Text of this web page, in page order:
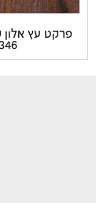
עץ אלון קפה